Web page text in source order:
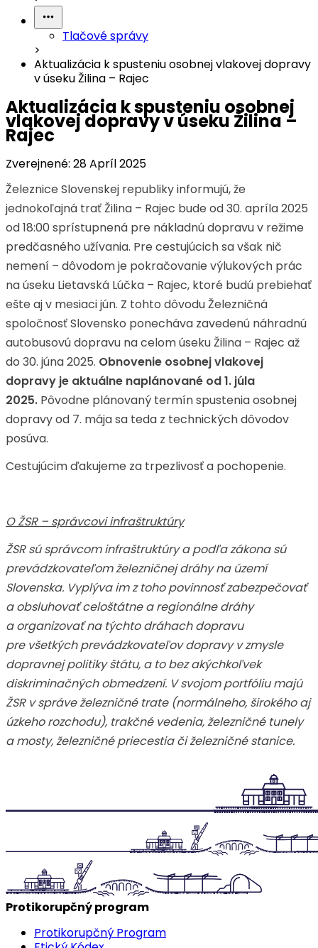
Tlačové správy
>
Aktualizácia k spusteniu osobnej vlakovej dopravy
v úseku Žilina – Rajec
Aktualizácia k spusteniu osobnej
vlakovej dopravy v úseku Žilina –
Rajec
Zverejnené: 28 Apríl 2025
Železnice Slovenskej republiky informujú, že
jednokoľajná trať Žilina – Rajec bude od 30. apríla 2025
od 18:00 sprístupnená pre nákladnú dopravu v režime
predčasného užívania. Pre cestujúcich sa však nič
nemení – dôvodom je pokračovanie výlukových prác
na úseku Lietavská Lúčka – Rajec, ktoré budú prebiehať
ešte aj v mesiaci jún. Z tohto dôvodu Železničná
spoločnosť Slovensko ponecháva zavedenú náhradnú
autobusovú dopravu na celom úseku Žilina – Rajec až
do 30. júna 2025. Obnovenie osobnej vlakovej
dopravy je aktuálne naplánované od 1. júla
2025. Pôvodne plánovaný termín spustenia osobnej
dopravy od 7. mája sa teda z technických dôvodov
posúva.
Cestujúcim ďakujeme za trpezlivosť a pochopenie.
O ŽSR – správcovi infraštruktúry
ŽSR sú správcom infraštruktúry a podľa zákona sú
prevádzkovateľom železničnej dráhy na území
Slovenska. Vyplýva im z toho povinnosť zabezpečovať
a obsluhovať celoštátne a regionálne dráhy
a organizovať na týchto dráhach dopravu
pre všetkých prevádzkovateľov dopravy v zmysle
dopravnej politiky štátu, a to bez akýchkoľvek
diskriminačných obmedzení. V svojom portfóliu majú
ŽSR v správe železničné trate (normálneho, širokého aj
úzkeho rozchodu), trakčné vedenia, železničné tunely
a mosty, železničné priecestia či železničné stanice.
Protikorupčný program
Protikorupčný Program